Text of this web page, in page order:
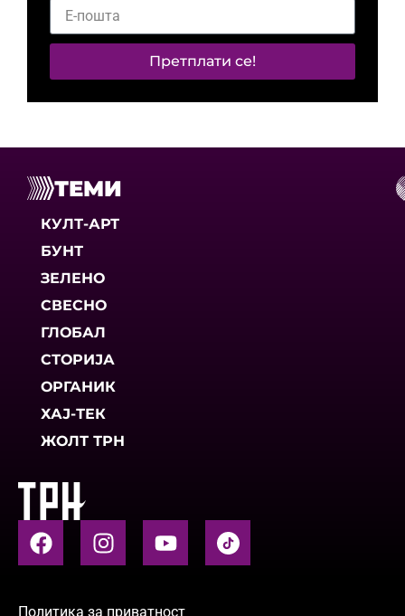
Претплати се!
ТЕМИ
КУЛТ-АРТ
БУНТ
ЗЕЛЕНО
СВЕСНО
ГЛОБАЛ
СТОРИЈА
ОРГАНИК
ХАЈ-ТЕК
ЖОЛТ ТРН
Политика за приватност